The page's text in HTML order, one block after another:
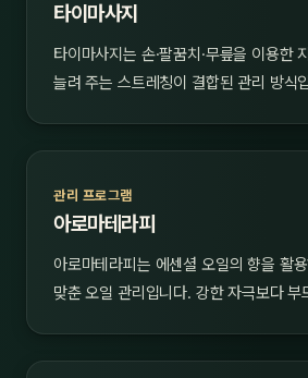
타이마사지
타이마사지는 손·팔꿈치·무릎을 이용한
늘려 주는 스트레칭이 결합된 관리 방식
관리 프로그램
아로마테라피
아로마테라피는 에센셜 오일의 향을 활
맞춘 오일 관리입니다. 강한 자극보다